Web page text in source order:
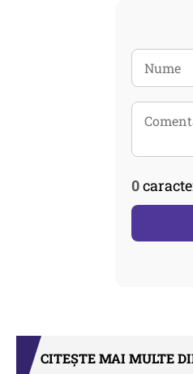
0
CITEȘTE MAI MULTE